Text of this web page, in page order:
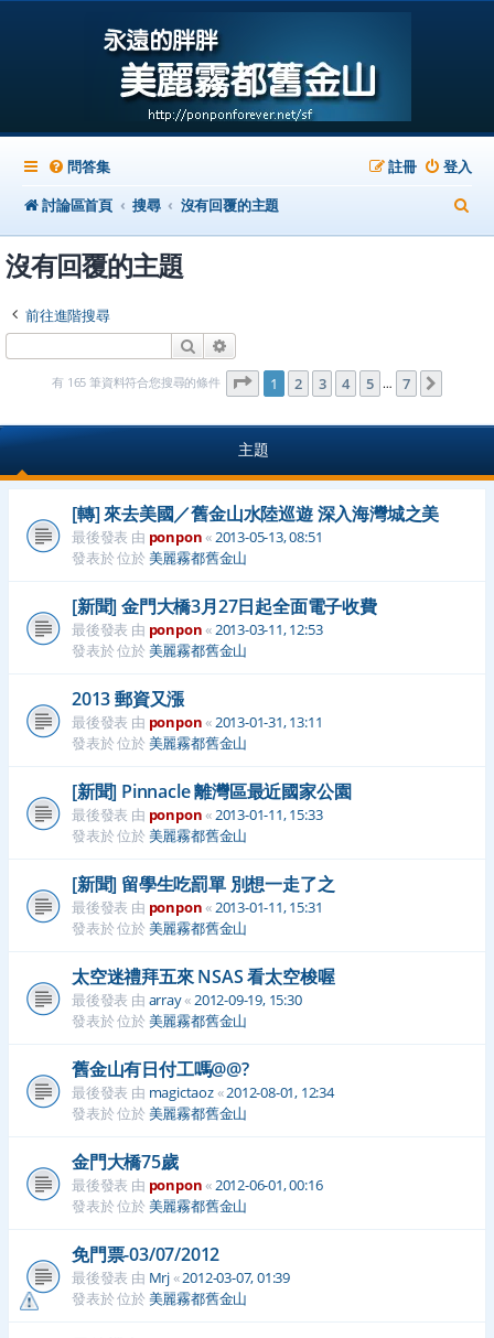
問答集 登入
註冊
討論區首頁
搜尋 沒有回覆的主題
尋
沒有回覆的主題
前往進階搜尋
搜尋
有 165 筆資料符合您搜尋的條件 1 頁 (共 7 頁)
1 2 3 4 5 … 7
主題
[轉] 來去美國／舊金山水陸巡遊 深入海灣城之美
最後發表 由 ponpon« 2013-05-13, 08:51
發表於 位於 美麗霧都舊金山
[新聞] 金門大橋3月27日起全面電子收費
最後發表 由 ponpon« 2013-03-11, 12:53
發表於 位於 美麗霧都舊金山
2013 郵資又漲
最後發表 由 ponpon« 2013-01-31, 13:11
發表於 位於 美麗霧都舊金山
[新聞] Pinnacle 離灣區最近國家公園
最後發表 由 ponpon« 2013-01-11, 15:33
發表於 位於 美麗霧都舊金山
[新聞] 留學生吃罰單 別想一走了之
最後發表 由 ponpon« 2013-01-11, 15:31
發表於 位於 美麗霧都舊金山
太空迷禮拜五來 NSAS 看太空梭喔
最後發表 由 array« 2012-09-19, 15:30
發表於 位於 美麗霧都舊金山
舊金山有日付工嗎@@?
最後發表 由 magictaoz«2012-08-01, 12:34
發表於 位於 美麗霧都舊金山
金門大橋75歲
最後發表 由 ponpon« 2012-06-01, 00:16
發表於 位於 美麗霧都舊金山
免門票-03/07/2012
最後發表 由 Mrj«2012-03-07, 01:39
發表於 位於 美麗霧都舊金山